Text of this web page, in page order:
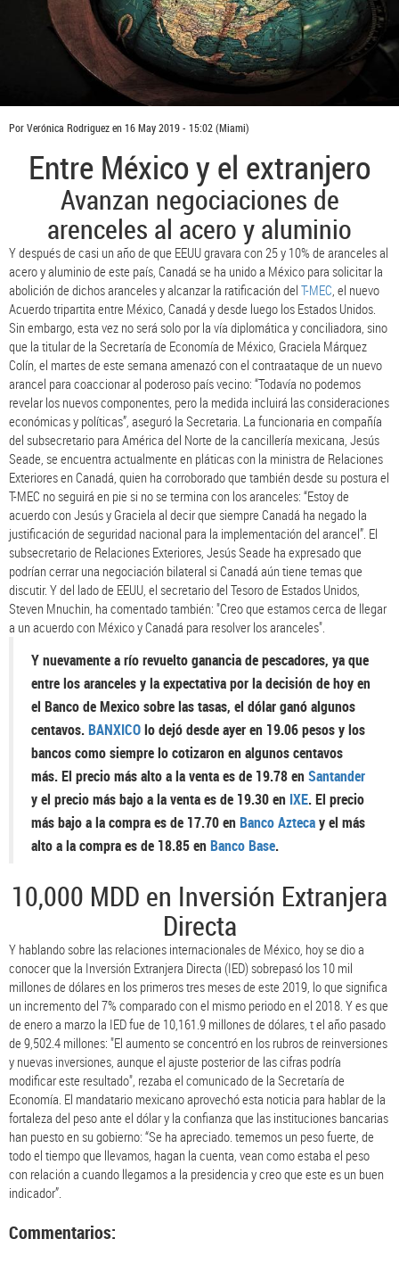
PorVerónica Rodriguezen16 May 2019 - 15:02(Miami)
Entre México y el extranjero
Avanzan negociaciones de
arenceles al acero y aluminio
Y después de casi un año de que EEUU gravara con 25 y 10% de aranceles al
acero y aluminio de este país, Canadá se ha unido a México para solicitar la
abolición de dichos aranceles y alcanzar la ratificación del T-MEC, el nuevo
Acuerdo tripartita entre México, Canadá y desde luego los Estados Unidos.
Sin embargo, esta vez no será solo por la vía diplomática y conciliadora, sino
que la titular de la Secretaría de Economía de México, Graciela Márquez
Colín, el martes de este semana amenazó con el contraataque de un nuevo
arancel para coaccionar al poderoso país vecino: “Todavía no podemos
revelar los nuevos componentes, pero la medida incluirá las consideraciones
económicas y políticas”, aseguró la Secretaria. La funcionaria en compañía
del subsecretario para América del Norte de la cancillería mexicana, Jesús
Seade, se encuentra actualmente en pláticas con la ministra de Relaciones
Exteriores en Canadá, quien ha corroborado que también desde su postura el
T-MEC no seguirá en pie si no se termina con los aranceles: “Estoy de
acuerdo con Jesús y Graciela al decir que siempre Canadá ha negado la
justificación de seguridad nacional para la implementación del arancel”. El
subsecretario de Relaciones Exteriores, Jesús Seade ha expresado que
podrían cerrar una negociación bilateral si Canadá aún tiene temas que
discutir. Y del lado de EEUU, el secretario del Tesoro de Estados Unidos,
Steven Mnuchin, ha comentado también: "Creo que estamos cerca de llegar
a un acuerdo con México y Canadá para resolver los aranceles".
Y nuevamente a río revuelto ganancia de pescadores, ya que
entre los aranceles y la expectativa por la decisión de hoy en
el Banco de Mexico sobre las tasas, el dólar ganó algunos
centavos.BANXICOlo dejó desde ayer en 19.06 pesos y los
bancos como siempre lo cotizaron en algunos centavos
más. El precio más alto a la venta es de 19.78 en Santander
y el precio más bajo a la venta es de 19.30 en IXE. El precio
más bajo a la compra es de 17.70 en Banco Aztecay el más
alto a la compra es de 18.85 en Banco Base.
10,000 MDD en Inversión Extranjera
Directa
Y hablando sobre las relaciones internacionales de México, hoy se dio a
conocer que la Inversión Extranjera Directa (IED) sobrepasó los 10 mil
millones de dólares en los primeros tres meses de este 2019, lo que significa
un incremento del 7% comparado con el mismo periodo en el 2018. Y es que
de enero a marzo la IED fue de 10,161.9 millones de dólares, t el año pasado
de 9,502.4 millones: "El aumento se concentró en los rubros de reinversiones
y nuevas inversiones, aunque el ajuste posterior de las cifras podría
modificar este resultado", rezaba el comunicado de la Secretaría de
Economía. El mandatario mexicano aprovechó esta noticia para hablar de la
fortaleza del peso ante el dólar y la confianza que las instituciones bancarias
han puesto en su gobierno: “Se ha apreciado. tememos un peso fuerte, de
todo el tiempo que llevamos, hagan la cuenta, vean como estaba el peso
con relación a cuando llegamos a la presidencia y creo que este es un buen
indicador”.
Commentarios: